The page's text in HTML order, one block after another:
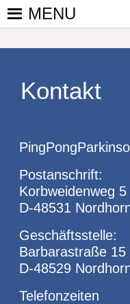
Skip
ist der
bundesweite
von
kooperierenden
der sich – mit dem
– überwiegend
ehrenamtlich um
Personen mit
Parkinson und
deren Angehörige
kümmert.
MENU
Kontakt
Postanschrift:
Korbweidenweg 5
D-48531
Geschäftsstelle:
Barbarastraße 15
D-48529
Telefonzeiten